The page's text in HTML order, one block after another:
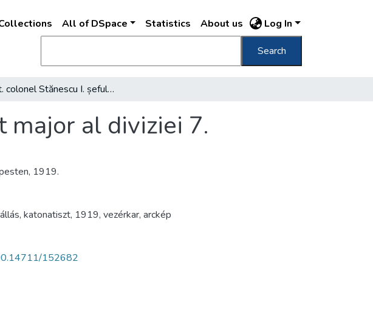
All of DSpace Statistics About us Log In
Search
Lt. colonel Stănescu I. șeful de stat major al diviziei 7.
major al diviziei 7.
1919.
, katonatiszt, 1919, vezérkar, arckép
152682